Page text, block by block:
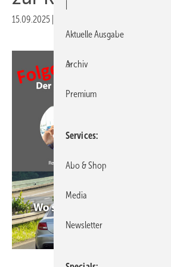
15.09.2025
Aktuelle Ausgabe
Archiv
Premium
Services
Abo & Shop
Media
Newsletter